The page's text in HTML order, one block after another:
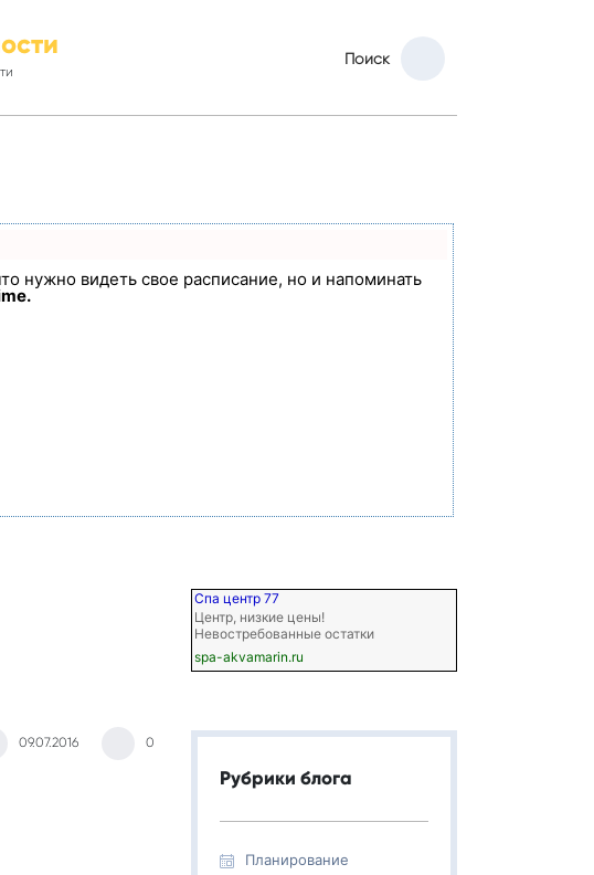
Поиск
нужно видеть свое расписание, но и напоминать
09.07.2016 0
Спа центр 77
Центр, низкие цены!
Невостребованные остатки
spa-akvamarin.ru
Рубрики блога
Планирование